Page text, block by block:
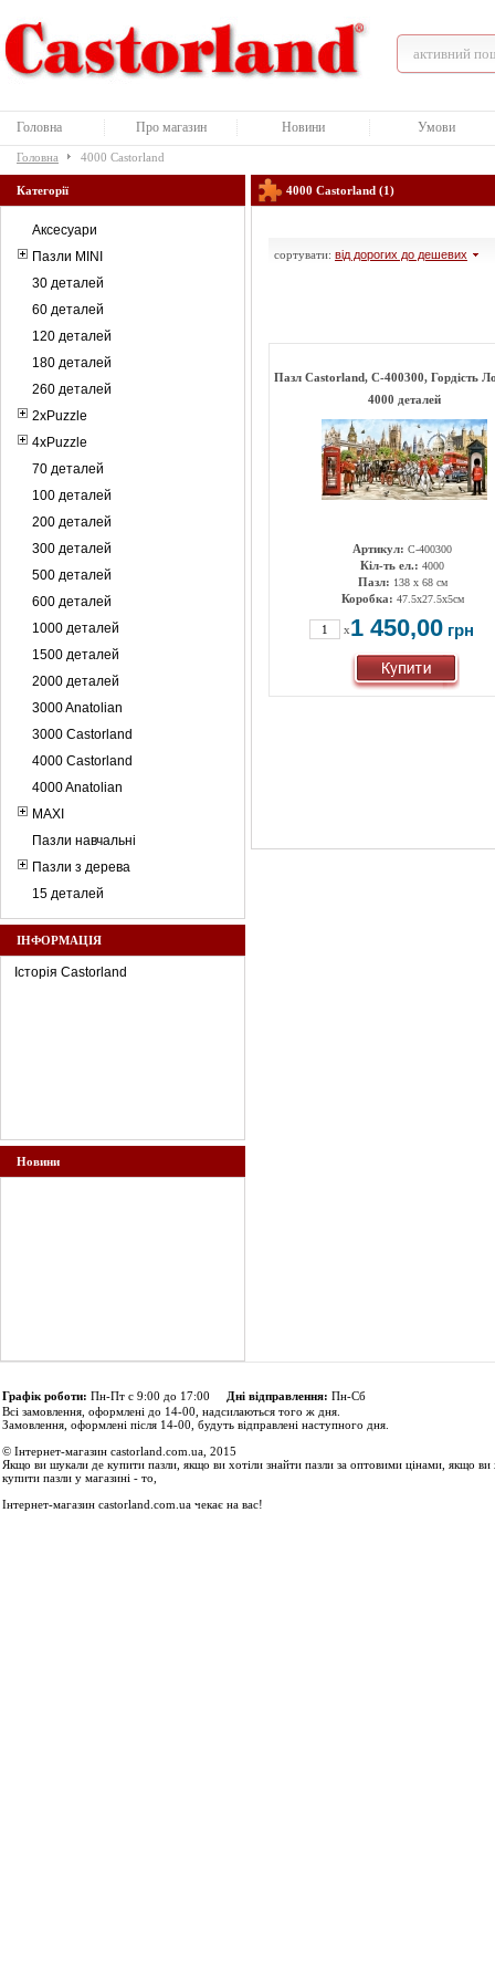
Головна Про магазин Новини Умови
Головна 4000 Castorland
Категорії
Аксесуари
Пазли MINI
30 деталей
60 деталей
120 деталей
180 деталей
260 деталей
2xPuzzle
4xPuzzle
70 деталей
100 деталей
200 деталей
300 деталей
500 деталей
600 деталей
1000 деталей
1500 деталей
2000 деталей
3000 Anatolian
3000 Castorland
4000 Castorland
4000 Anatolian
MAXI
Пазли навчальні
Пазли з дерева
15 деталей
ІНФОРМАЦІЯ
Історія Castorland
Новини
4000 Castorland (1)
сортувати: від дорогих до дешевих
Пазл Castorland, C-400300, Гордість
4000 деталей
Артикул: C-400300
Кіл-ть ел.: 4000
Пазл: 138 x 68 см
Коробка: 47.5х27.5х5см
x1 450,00 грн
Графік роботи: Пн-Пт с 9:00 до 17:00 Дні відправлення: Пн-Сб
Всі замовлення, оформлені до 14-00, надсилаються того ж дня.
Замовлення, оформлені після 14-00, будуть відправлені наступного дня.
© Інтернет-магазин castorland.com.ua, 2015
Якщо ви шукали де купити пазли, якщо ви хотіли знайти пазли за оптовими цінами, якщо ви
купити пазли у магазині - то,
Інтернет-магазин castorland.com.ua чекає на вас!